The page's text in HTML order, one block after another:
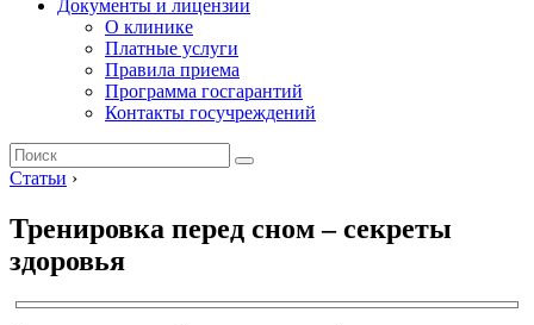
Документы и лицензии
О клинике
Платные услуги
Правила приема
Программа госгарантий
Контакты госучреждений
Статьи ›
Тренировка перед сном – секреты
здоровья